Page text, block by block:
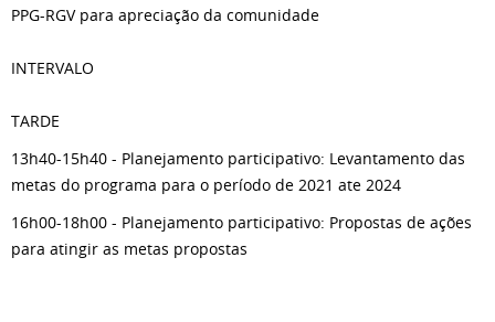
PPG-RGV para apreciação da comunidade
INTERVALO
TARDE
13h40-15h40 - Planejamento participativo: Levantamento das
metas do programa para o período de 2021 ate 2024
16h00-18h00 - Planejamento participativo: Propostas de ações
para atingir as metas propostas